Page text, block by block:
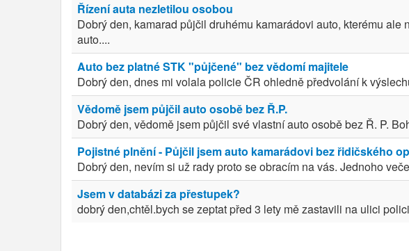
Řízení auta nezletilou osobou
Dobrý den, kamarad půjčil druhému kamarádovi auto, kterému
auto....
Auto bez platné STK "půjčené" bez vědomí majitele
Dobrý den, dnes mi volala policie ČR ohledně předvolání k
Vědomě jsem půjčil auto osobě bez Ř.P.
Dobrý den, vědomě jsem půjčil své vlastní auto osobě bez Ř. P.
Pojistné plnění - Půjčil jsem auto kamarádovi bez řidičského
Dobrý den, nevím si už rady proto se obracím na vás. Jednoho
Jsem v databázi za přestupek?
dobrý den,chtěl.bych se zeptat před 3 lety mě zastavili na ulici